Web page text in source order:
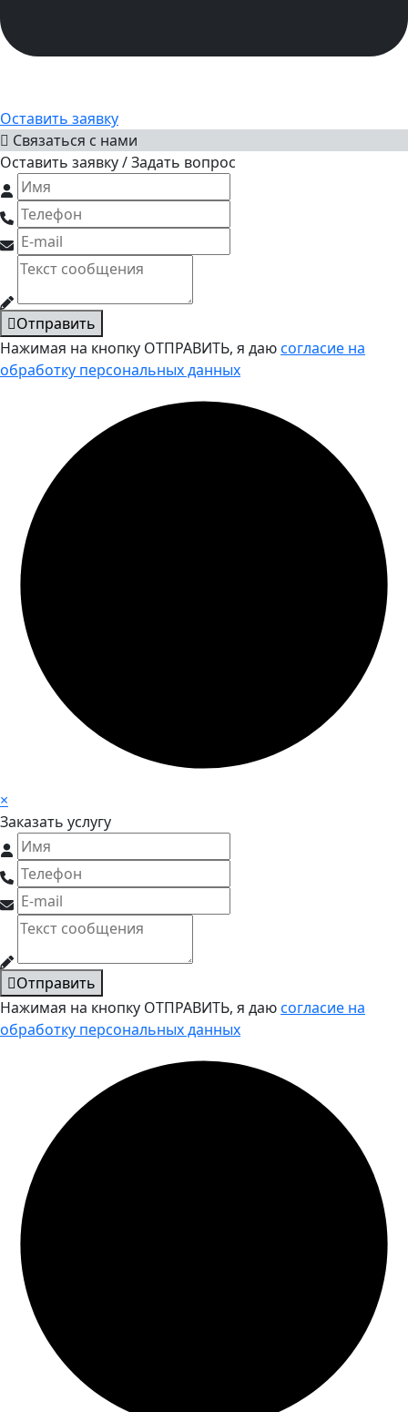
Оставить заявку
Связаться с нами
Оставить заявку / Задать вопрос
Отправить
Нажимая на кнопку ОТПРАВИТЬ, я даюсогласие на
обработку персональных данных
×
Заказать услугу
Отправить
Нажимая на кнопку ОТПРАВИТЬ, я даюсогласие на
обработку персональных данных